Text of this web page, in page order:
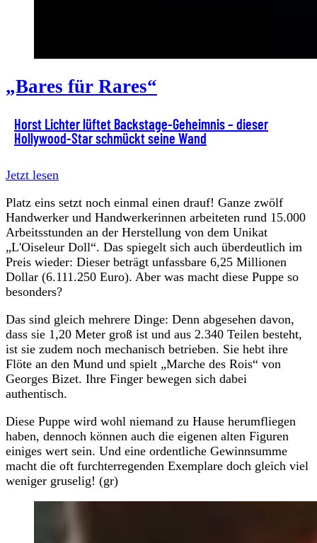
„Bares für Rares“
Horst Lichter lüftet Backstage-Geheimnis – dieser
Hollywood-Star schmückt seine Wand
Jetzt lesen
Platz eins setzt noch einmal einen drauf! Ganze zwölf
Handwerker und Handwerkerinnen arbeiteten rund 15.000
Arbeitsstunden an der Herstellung von dem Unikat
„L'Oiseleur Doll“. Das spiegelt sich auch überdeutlich im
Preis wieder: Dieser beträgt unfassbare 6,25 Millionen
Dollar (6.111.250 Euro). Aber was macht diese Puppe so
besonders?
Das sind gleich mehrere Dinge: Denn abgesehen davon,
dass sie 1,20 Meter groß ist und aus 2.340 Teilen besteht,
ist sie zudem noch mechanisch betrieben. Sie hebt ihre
Flöte an den Mund und spielt „Marche des Rois“ von
Georges Bizet. Ihre Finger bewegen sich dabei
authentisch.
Diese Puppe wird wohl niemand zu Hause herumfliegen
haben, dennoch können auch die eigenen alten Figuren
einiges wert sein. Und eine ordentliche Gewinnsumme
macht die oft furchterregenden Exemplare doch gleich viel
weniger gruselig! (gr)